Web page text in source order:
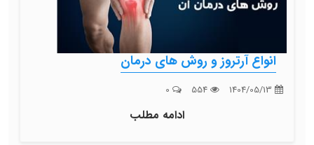
انواع آرتروز و روش های درمان
ادامه مطلب